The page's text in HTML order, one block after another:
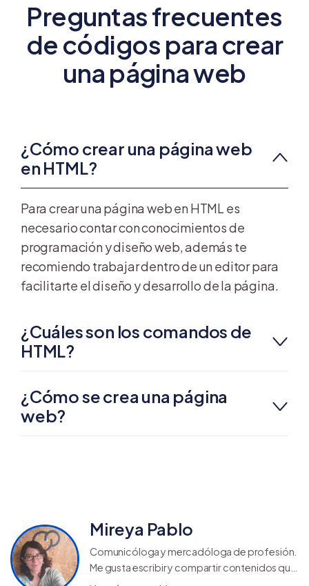
Preguntas frecuentes
de códigos para crear
una página web
¿Cómo crear una página web
en HTML?
Para crear una página web en HTML es
necesario contar con conocimientos de
programación y diseño web, además te
recomiendo trabajar dentro de un editor para
facilitarte el diseño y desarrollo de la página.
¿Cuáles son los comandos de
HTML?
¿Cómo se crea una página
web?
Mireya Pablo
Comunicóloga y mercadóloga de profesión.
Me gusta escribir y compartir contenidos que
ayuden a otros a seguir creciendo y